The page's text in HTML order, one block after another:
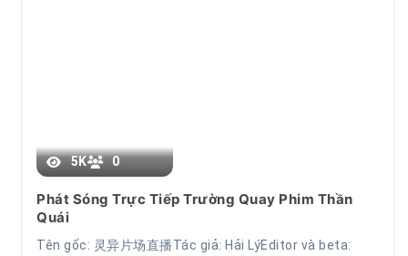
Chương 9
5K 0
Phát Sóng Trực Tiếp Trường Quay Phim Thần
Quái
Tên gốc: 灵异片场直播Tác giả: Hải LýEditor và beta: